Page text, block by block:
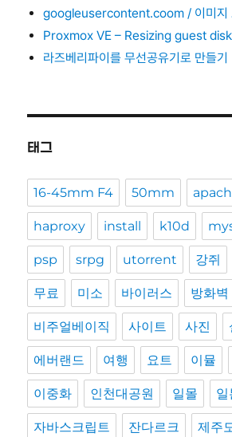
googleusercontent.coom / 이미지
Proxmox VE – Resizing guest disk
라즈베리파이를 무선공유기로 만들기
태그
16-45mm F4 50mm
haproxy install k10d
psp srpg utorrent 강쥐
무료 미소 바이러스 방화벽
비주얼베이직 사이트 사진
에버랜드 여행 요트 이뮬
이중화 인천대공원 일몰 일
자바스크립트 잔다르크 제주